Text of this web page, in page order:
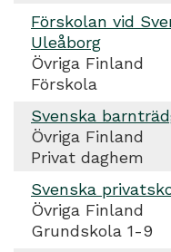
Förskolan vid
Uleåborg
Övriga Finland
Förskola
Svenska
Övriga Finland
Privat daghem
Svenska
Övriga Finland
Grundskola 1-9